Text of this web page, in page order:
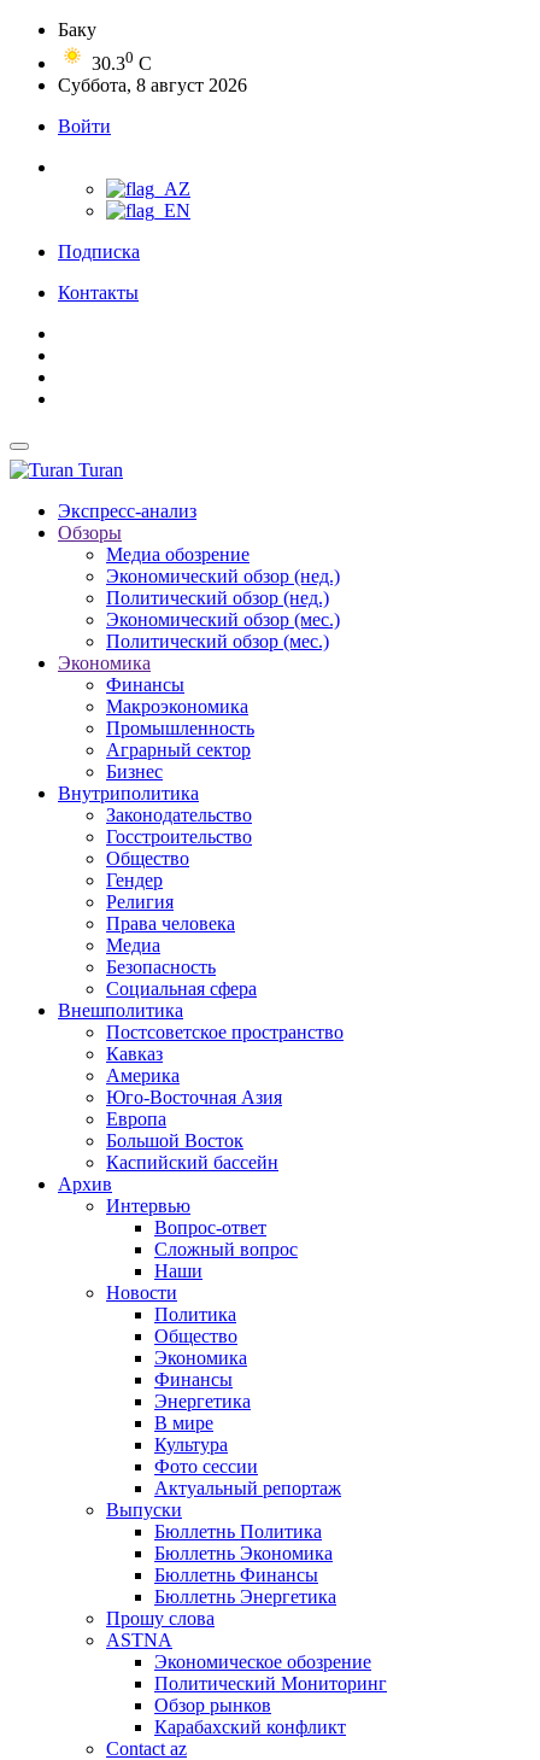
Баку
30.30 C
Суббота, 8 август 2026
Войти
Подписка
Контакты
Turan
Экспресс-анализ
Обзоры
Медиа обозрение
Экономический обзор (нед.)
Политический обзор (нед.)
Экономический обзор (мес.)
Политический обзор (мес.)
Экономика
Финансы
Макроэкономика
Промышленность
Аграрный сектор
Бизнес
Внутриполитика
Законодательство
Госстроительство
Общество
Гендер
Религия
Права человека
Медиа
Безопасность
Социальная сфера
Внешполитика
Постсоветское пространство
Кавказ
Америка
Юго-Восточная Азия
Европа
Большой Восток
Каспийский бассейн
Архив
Интервью
Вопрос-ответ
Сложный вопрос
Наши
Новости
Политика
Общество
Экономика
Финансы
Энергетика
В мире
Культура
Фото сессии
Актуальный репортаж
Выпуски
Бюллетнь Политика
Бюллетнь Экономика
Бюллетнь Финансы
Бюллетнь Энергетика
Прошу слова
ASTNA
Экономическое обозрение
Политический Мониторинг
Обзор рынков
Карабахский конфликт
Contact az